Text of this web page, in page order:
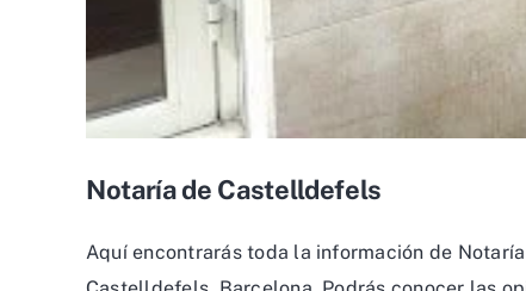
Notaría de Castelldefels
Aquí encontrarás toda la información de